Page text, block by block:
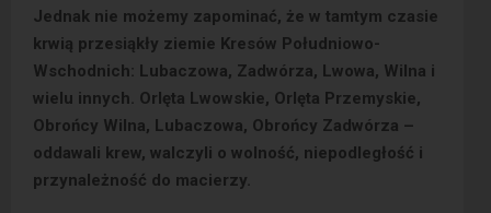
Jednak nie możemy zapominać, że w tamtym czasie
krwią przesiąkły ziemie Kresów Południowo-
Wschodnich: Lubaczowa, Zadwórza, Lwowa, Wilna i
wielu innych. Orlęta Lwowskie, Orlęta Przemyskie,
Obrońcy Wilna, Lubaczowa, Obrońcy Zadwórza –
oddawali krew, walczyli o wolność, niepodległość i
przynależność do macierzy.